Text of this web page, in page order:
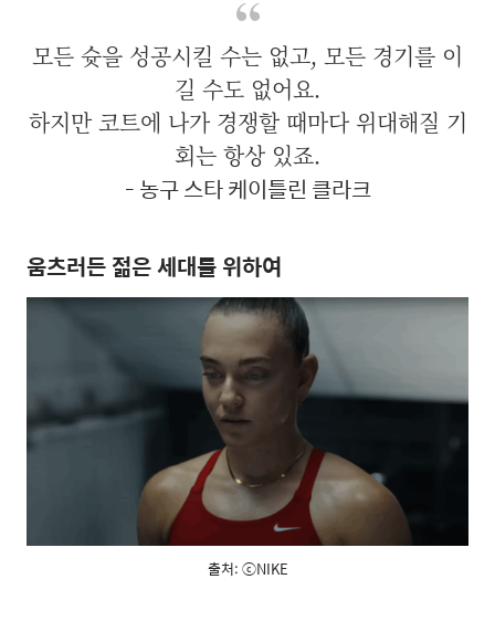
모든 슛을 성공시킬 수는 없고, 모든 경기를 이
길 수도 없어요.
하지만 코트에 나가 경쟁할 때마다 위대해질 기
회는 항상 있죠.
- 농구 스타 케이틀린 클라크
움츠러든 젊은 세대를 위하여
출처: ⓒNIKE